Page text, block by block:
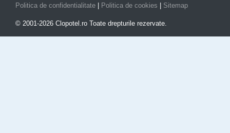
Politica de confidentialitate
Politica de cookies Sitemap
© 2001-2026 Clopotel.ro Toate drepturile rezervate.